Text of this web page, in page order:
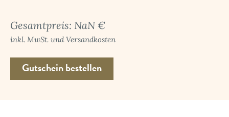
Gesamtpreis: NaN €
inkl. MwSt. und Versandkosten